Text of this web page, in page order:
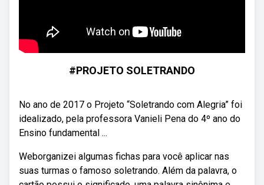
#PROJETO SOLETRANDO
No ano de 2017 o Projeto “Soletrando com Alegria” foi
idealizado, pela professora Vanieli Pena do 4º ano do
Ensino fundamental ...
Weborganizei algumas fichas para você aplicar nas
suas turmas o famoso soletrando. Além da palavra, o